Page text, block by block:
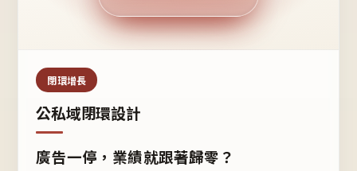
公域流量
私域鐵粉
閉環增長
公私域閉環設計
廣告一停，業績就跟著歸零？